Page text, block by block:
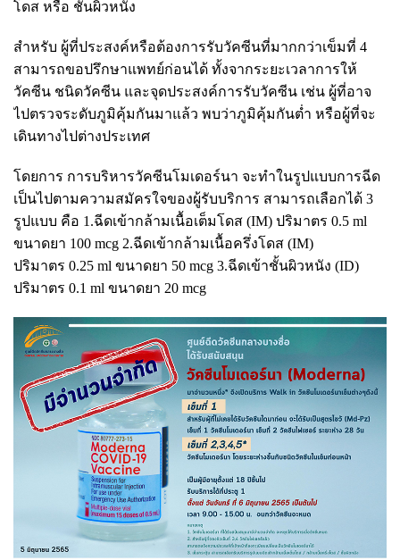
โดส หรือ ชั้นผิวหนัง
สำหรับ ผู้ที่ประสงค์หรือต้องการรับวัคซีนที่มากกว่าเข็มที่ 4
สามารถขอปรึกษาแพทย์ก่อนได้ ทั้งจากระยะเวลาการให้
วัคซีน ชนิดวัคซีน และจุดประสงค์การรับวัคซีน เช่น ผู้ที่อาจ
ไปตรวจระดับภูมิคุ้มกันมาแล้ว พบว่าภูมิคุ้มกันต่ำ หรือผู้ที่จะ
เดินทางไปต่างประเทศ
โดยการ การบริหารวัคซีนโมเดอร์นา จะทำในรูปแบบการฉีด
เป็นไปตามความสมัครใจของผู้รับบริการ สามารถเลือกได้ 3
รูปแบบ คือ 1.ฉีดเข้ากล้ามเนื้อเต็มโดส (IM) ปริมาตร 0.5 ml
ขนาดยา 100 mcg 2.ฉีดเข้ากล้ามเนื้อครึ่งโดส (IM)
ปริมาตร 0.25 ml ขนาดยา 50 mcg 3.ฉีดเข้าชั้นผิวหนัง (ID)
ปริมาตร 0.1 ml ขนาดยา 20 mcg